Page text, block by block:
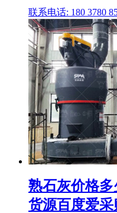
联系电话: 180 3780
熟石灰价格
货源百度爱采